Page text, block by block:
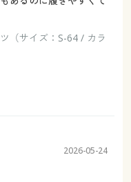
（サイズ：S-64 / カラ
2026-05-24